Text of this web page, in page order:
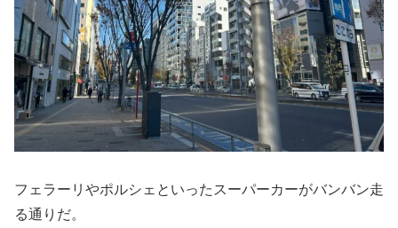
フェラーリやポルシェといったスーパーカーがバンバン走
る通りだ。